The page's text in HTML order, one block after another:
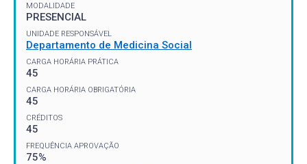
MODALIDADE
PRESENCIAL
UNIDADE RESPONSÁVEL
Departamento de Medicina Social
CARGA HORÁRIA PRÁTICA
45
CARGA HORÁRIA OBRIGATÓRIA
45
CRÉDITOS
45
FREQUÊNCIA APROVAÇÃO
75%